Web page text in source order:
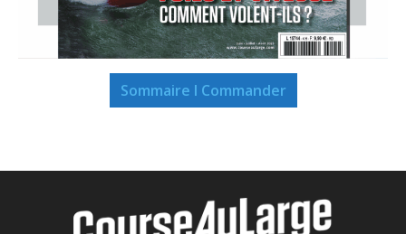
Sommaire I Commander